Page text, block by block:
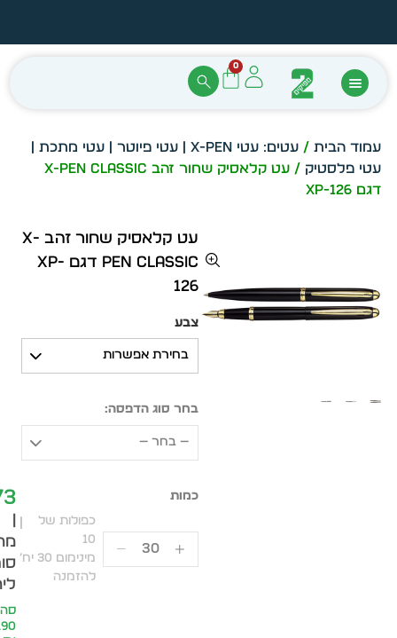
0
עמוד הבית /
עטים: עטי X-PEN | עטי פיוטר | עטי מתכת |
עטי פלסטיק
/ עט קלאסיק שחור זהב X-Pen CLASSIC
דגם XP-126
עט קלאסיק שחור זהב X-
Pen CLASSIC דגם XP-
126
צבע
בחירת אפשרות
בחר סוג הדפסה:
— בחר —
כפולות של
10
מינימום 30 יח׳
להזמנה